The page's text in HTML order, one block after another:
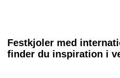
Festkjoler med
finder du inspiration i